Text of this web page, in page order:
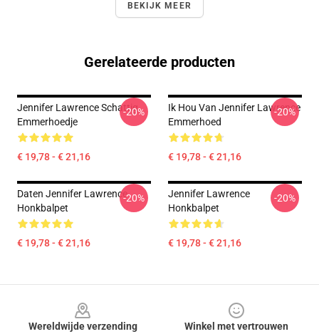
BEKIJK MEER
Gerelateerde producten
Jennifer Lawrence Schattig
Emmerhoedje
€ 19,78 - € 21,16
-20%
Ik Hou Van Jennifer Lawrence
Emmerhoed
€ 19,78 - € 21,16
-20%
Daten Jennifer Lawrence
Honkbalpet
€ 19,78 - € 21,16
-20%
Jennifer Lawrence
Honkbalpet
€ 19,78 - € 21,16
-20%
Wereldwijde verzending
Winkel met vertrouwen